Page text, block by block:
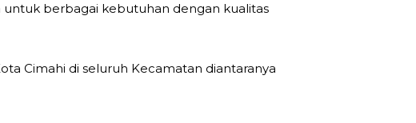
berbagai kebutuhan dengan kualitas
Cimahi di seluruh Kecamatan diantaranya